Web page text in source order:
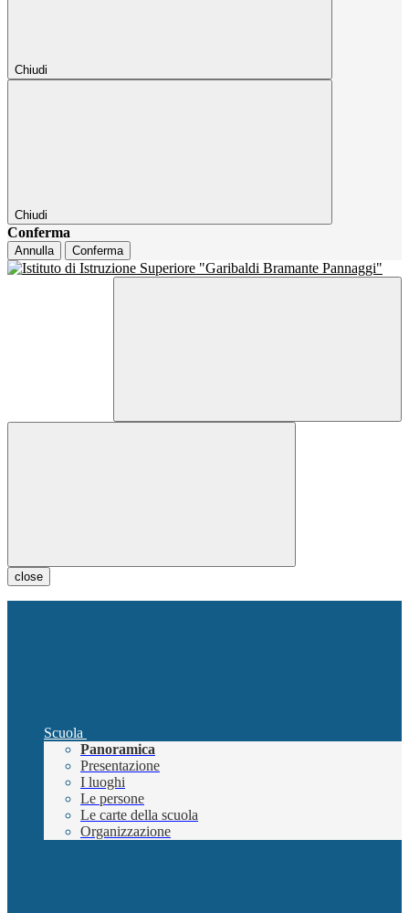
Chiudi
Chiudi
Conferma
Annulla Conferma
close
Scuola
Panoramica
Presentazione
I luoghi
Le persone
Le carte della scuola
Organizzazione